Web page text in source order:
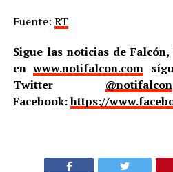
Fuente: RT
Sigue las noticias de
enwww.notifalcon.com
Twitter @notifalcon
Facebook:https://